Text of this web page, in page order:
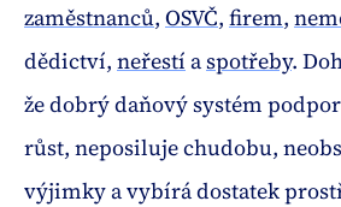
zaměstnanců, OSVČ, firem,
dědictví, neřestí aspotřeby.
že dobrý daňový systém
růst, neposiluje chudobu,
výjimky a vybírá dostatek